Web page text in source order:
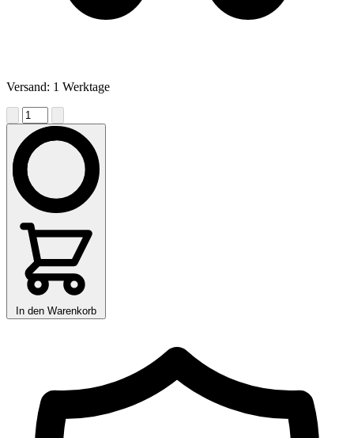
Versand: 1 Werktage
In den Warenkorb